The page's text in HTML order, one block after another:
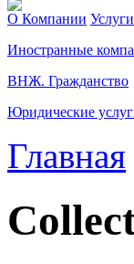
О Компании Услуги
Иностранные
ВНЖ. Гражданство
Юридические
Главная